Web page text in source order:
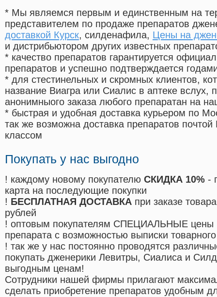
* Мы являемся первым и единственным на
представителем по продаже препаратов
доставкой Курск, силденафила, Цены на
и дистрибьютором других известных
* качество препаратов гарантируется
препаратов и успешно подтверждается
* для стестинельных и скромных клиентов,
название Виагра или Сиалис в аптеке вслух,
анонимныого заказа любого препаратан на
* быстрая и удобная доставка курьером по
так же возможна доставка препаратов
классом
Покупать у нас выгодно
! каждому новому покупателю СКИДКА 10% -
карта на последующие покупки
! БЕСПЛАТНАЯ ДОСТАВКА при заказе
рублей
! оптовым покупателям СПЕЦИАЛЬНЫЕ цены
препарата с возможностью выписки
! так же у нас постоянно проводятся
покупать дженерики Левитры, Сиалиса и
выгодным ценам!
Cотрудники нашей фирмы прилагают
сделать приобретение препаратов удобным